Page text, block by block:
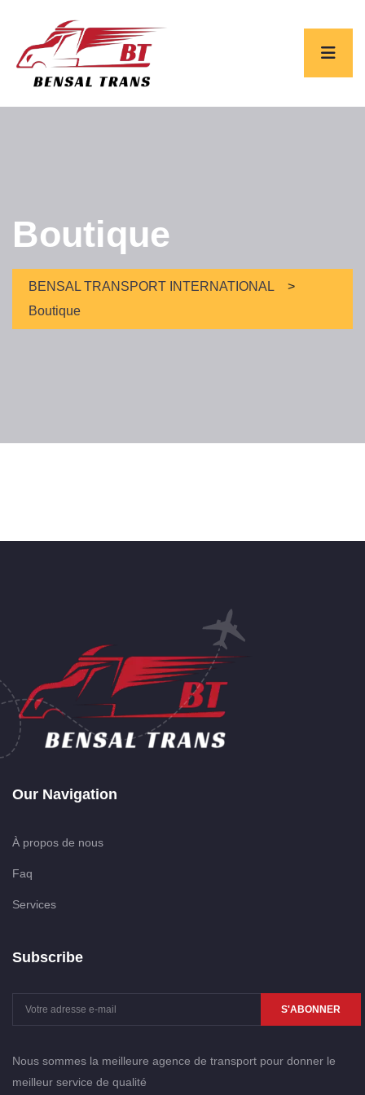
Boutique
BENSAL TRANSPORT INTERNATIONAL
>
Boutique
Our Navigation
À propos de nous
Faq
Services
Subscribe
S'ABONNER
Nous sommes la meilleure agence de transport pour donner le
meilleur service de qualité